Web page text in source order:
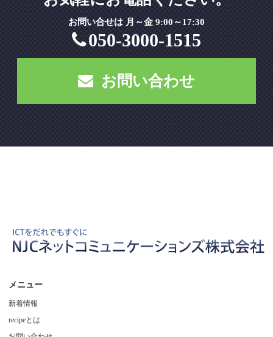
お問い合せは 月～金 9:00～17:30
050-3000-1515
お問い合わせ
メニュー
新着情報
recipeとは